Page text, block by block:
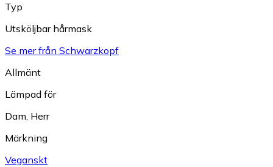
Typ
Utsköljbar hårmask
Se mer från Schwarzkopf
Allmänt
Lämpad för
Dam, Herr
Märkning
Veganskt